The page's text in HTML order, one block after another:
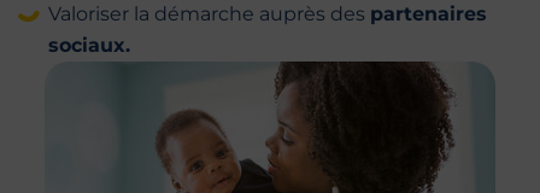
Valoriser la démarche auprès des partenaires
sociaux.